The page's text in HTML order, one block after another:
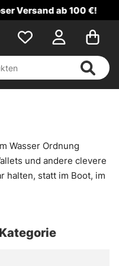
ab 100 €!
Wasser Ordnung
und andere clevere
halten, statt im Boot, im
Jerkbaits und